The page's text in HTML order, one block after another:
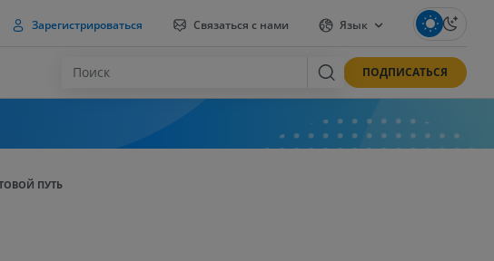
Зарегистрироваться Связаться с нами Язык
ПОДПИСАТЬСЯ
ПУТЬ